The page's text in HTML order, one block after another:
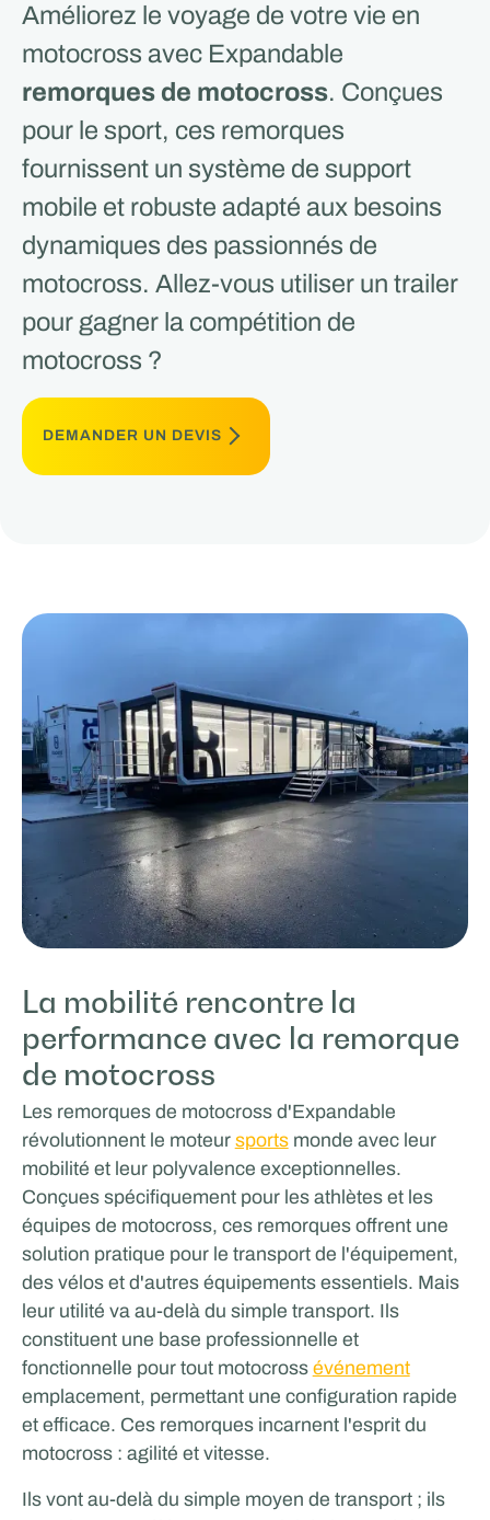
Améliorez le voyage de votre vie en
motocross avec Expandable
remorques de motocross. Conçues
pour le sport, ces remorques
fournissent un système de support
mobile et robuste adapté aux besoins
dynamiques des passionnés de
motocross. Allez-vous utiliser un trailer
pour gagner la compétition de
motocross ?
DEMANDER UN DEVIS
La mobilité rencontre la
performance avec la remorque
de motocross
Les remorques de motocross d'Expandable
révolutionnent le moteur sportsmonde avec leur
mobilité et leur polyvalence exceptionnelles.
Conçues spécifiquement pour les athlètes et les
équipes de motocross, ces remorques offrent une
solution pratique pour le transport de l'équipement,
des vélos et d'autres équipements essentiels. Mais
leur utilité va au-delà du simple transport. Ils
constituent une base professionnelle et
fonctionnelle pour tout motocross événement
emplacement, permettant une configuration rapide
et efficace. Ces remorques incarnent l'esprit du
motocross : agilité et vitesse.
Ils vont au-delà du simple moyen de transport ; ils